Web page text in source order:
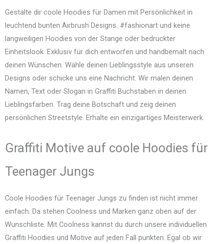
Gestalte dir coole Hoodies für Damen mit Persönlichkeit in
leuchtend bunten Airbrush Designs. #fashionart und keine
langweiligen Hoodies von der Stange oder bedruckter
Einheitslook. Exklusiv für dich entworfen und handbemalt nach
deinen Wünschen. Wähle deinen Lieblingsstyle aus unseren
Designs oder schicke uns eine Nachricht. Wir malen deinen
Namen, Text oder Slogan in Graffiti Buchstaben in deinen
Lieblingsfarben. Trag deine Botschaft und zeig deinen
persönlichen Streetstyle. Erhalte ein einzigartiges Meisterwerk.
Graffiti Motive auf coole Hoodies für
Teenager Jungs
Coole Hoodies für Teenager Jungs zu finden ist nicht immer
einfach. Da stehen Coolness und Marken ganz oben auf der
Wunschliste. Mit Coolness kannst du durch unsere individuellen
Graffiti Hoodies und Motive auf jeden Fall punkten. Egal ob wir